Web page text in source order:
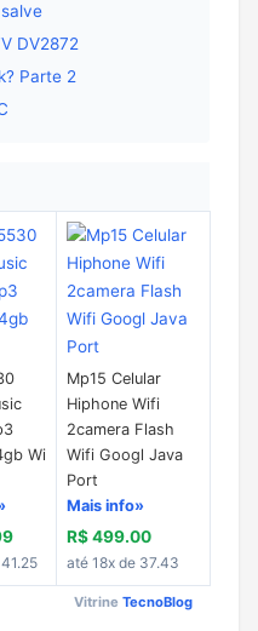
DV2872
Parte 2
Wi
Mp15 Celular
Hiphone Wifi
2camera Flash
Wifi Googl Java
Port
Mais info»
R$ 499.00
até 18x de 37.43
Vitrine TecnoBlog